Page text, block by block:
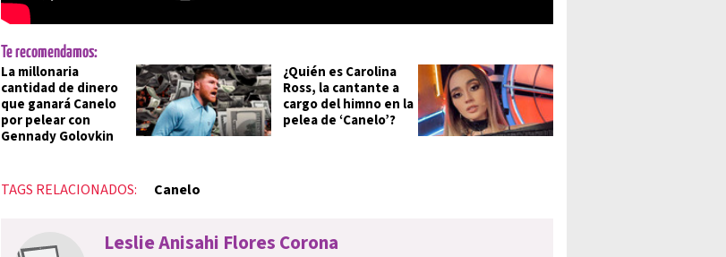
Te recomendamos:
La millonaria
cantidad de dinero
que ganará Canelo
por pelear con
Gennady Golovkin
¿Quién es Carolina
Ross, la cantante a
cargo del himno en la
pelea de ‘Canelo’?
TAGS RELACIONADOS: Canelo
Leslie Anisahi Flores Corona